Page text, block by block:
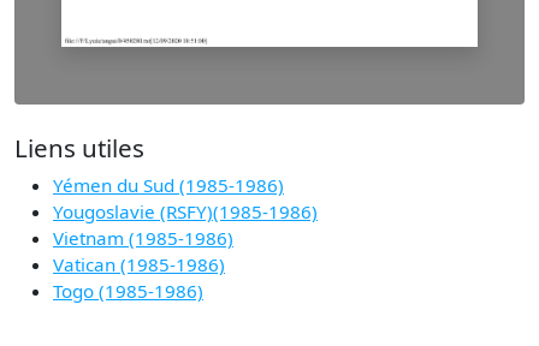
Liens utiles
Yémen du Sud (1985-1986)
Yougoslavie (RSFY)(1985-1986)
Vietnam (1985-1986)
Vatican (1985-1986)
Togo (1985-1986)